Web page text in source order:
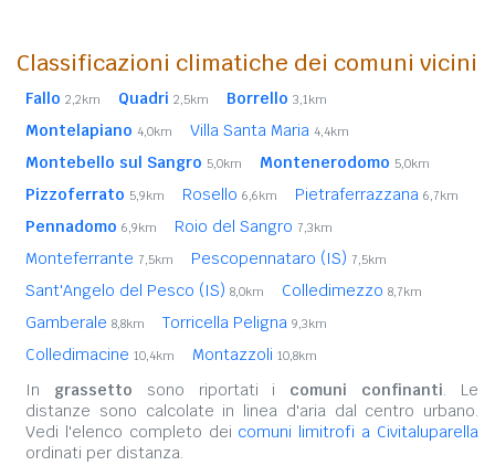
Classificazioni climatiche dei comuni vicini
Fallo 2,2km Quadri 2,5km Borrello 3,1km
Montelapiano 4,0km Villa Santa Maria 4,4km
Montebello sul Sangro 5,0km Montenerodomo 5,0km
Pizzoferrato 5,9km Rosello 6,6km Pietraferrazzana 6,7km
Pennadomo 6,9km Roio del Sangro 7,3km
Monteferrante 7,5km Pescopennataro (IS) 7,5km
Sant'Angelo del Pesco (IS) 8,0km Colledimezzo 8,7km
Gamberale 8,8km Torricella Peligna 9,3km
Colledimacine 10,4km Montazzoli 10,8km
In grassetto sono riportati i comuni confinanti. Le
distanze sono calcolate in linea d'aria dal centro urbano.
Vedi l'elenco completo dei comuni limitrofi a Civitaluparella
ordinati per distanza.